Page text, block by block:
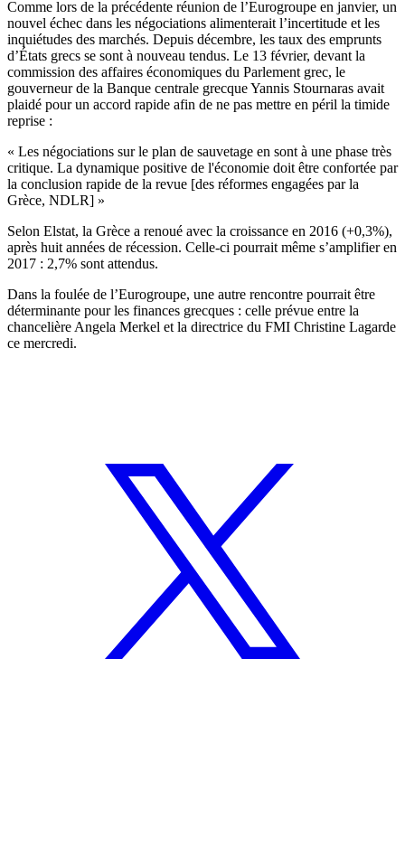
Comme lors de la précédente réunion de l’Eurogroupe en janvier, un
nouvel échec dans les négociations alimenterait l’incertitude et les
inquiétudes des marchés. Depuis décembre, les taux des emprunts
d’États grecs se sont à nouveau tendus. Le 13 février, devant la
commission des affaires économiques du Parlement grec, le
gouverneur de la Banque centrale grecque Yannis Stournaras avait
plaidé pour un accord rapide afin de ne pas mettre en péril la timide
reprise :
« Les négociations sur le plan de sauvetage en sont à une phase très
critique. La dynamique positive de l'économie doit être confortée par
la conclusion rapide de la revue [des réformes engagées par la
Grèce, NDLR] »
Selon Elstat, la Grèce a renoué avec la croissance en 2016 (+0,3%),
après huit années de récession. Celle-ci pourrait même s’amplifier en
2017 : 2,7% sont attendus.
Dans la foulée de l’Eurogroupe, une autre rencontre pourrait être
déterminante pour les finances grecques : celle prévue entre la
chancelière Angela Merkel et la directrice du FMI Christine Lagarde
ce mercredi.